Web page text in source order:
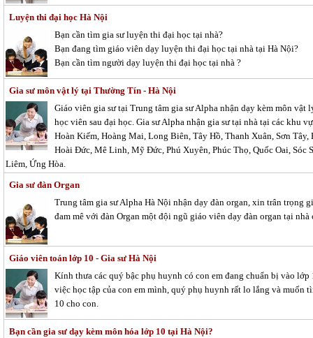
Luyện thi đại học Hà Nội
Bạn cần tìm gia sư luyện thi đại học tại nhà?
Bạn đang tìm giáo viên dạy luyện thi đại học tại nhà tại Hà Nội?
Bạn cần tìm người dạy luyện thi đại học tại nhà ?
Gia sư môn vật lý tại Thường Tín - Hà Nội
Giáo viên gia sư tại Trung tâm gia sư Alpha nhận dạy kèm môn
học viên sau đại học. Gia sư Alpha nhận gia sư tại nhà tại các khu
Hoàn Kiếm, Hoàng Mai, Long Biên, Tây Hồ, Thanh Xuân, Sơn
Hoài Đức, Mê Linh, Mỹ Đức, Phú Xuyên, Phúc Thọ, Quốc Oai, Sóc
Liêm, Ứng Hòa.
Gia sư đàn Organ
Trung tâm gia sư Alpha Hà Nội nhận dạy đàn organ, xin trân trọng
đam mê với đàn Organ một đội ngũ giáo viên dạy đàn organ tại nhà
Giáo viên toán lớp 10 - Gia sư Hà Nội
Kính thưa các quý bậc phụ huynh có con em đang chuẩn bị vào
việc học tập của con em mình, quý phụ huynh rất lo lắng và muốn
10 cho con.
Bạn cần gia sư dạy kèm môn hóa lớp 10 tại Hà Nội?